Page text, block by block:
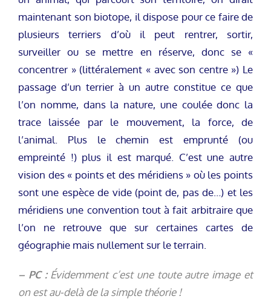
maintenant son biotope, il dispose pour ce faire de
plusieurs terriers d’où il peut rentrer, sortir,
surveiller ou se mettre en réserve, donc se «
concentrer » (littéralement « avec son centre ») Le
passage d’un terrier à un autre constitue ce que
l’on nomme, dans la nature, une coulée donc la
trace laissée par le mouvement, la force, de
l’animal. Plus le chemin est emprunté (ou
empreinté !) plus il est marqué. C’est une autre
vision des « points et des méridiens » où les points
sont une espèce de vide (point de, pas de…) et les
méridiens une convention tout à fait arbitraire que
l’on ne retrouve que sur certaines cartes de
géographie mais nullement sur le terrain.
– PC : Évidemment c’est une toute autre image et
on est au-delà de la simple théorie !